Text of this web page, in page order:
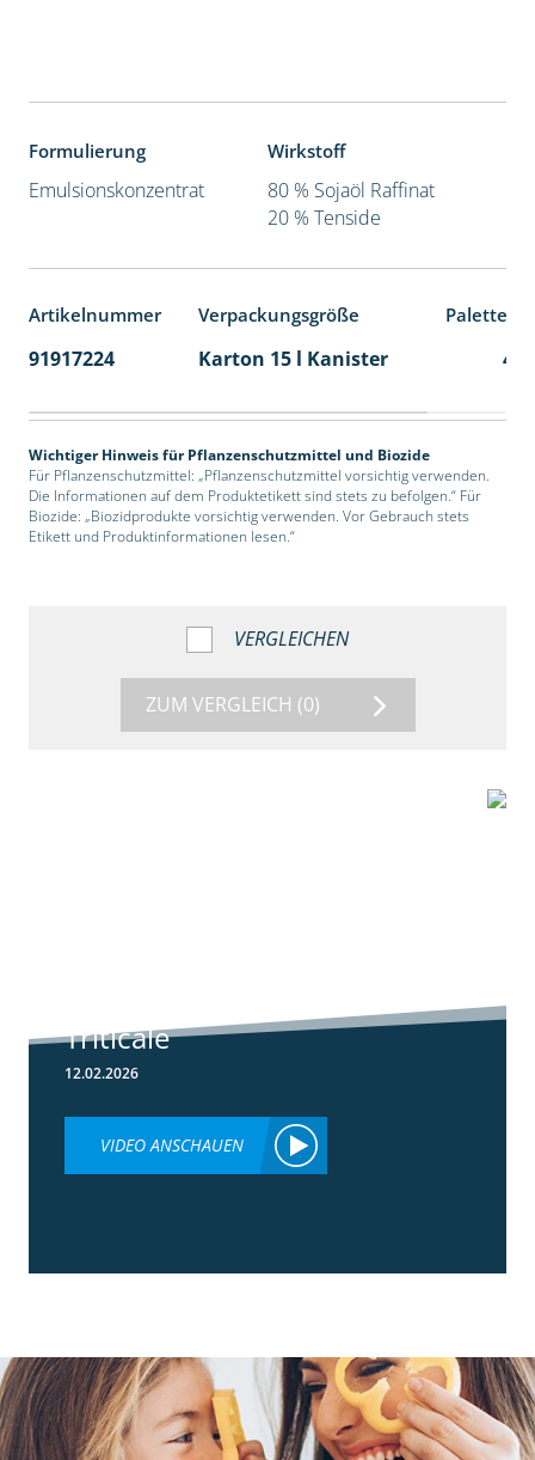
Formulierung
Emulsionskonzentrat
Wirkstoff
80 % Sojaöl Raffinat
20 % Tenside
Artikelnummer Verpackungsgröße
91917224 Karton 15 l Kanister 48
Wichtiger Hinweis für Pflanzenschutzmittel und Biozide
Für Pflanzenschutzmittel: „Pflanzenschutzmittel vorsichtig verwenden.
Die Informationen auf dem Produktetikett sind stets zu befolgen.“ Für
Biozide: „Biozidprodukte vorsichtig verwenden. Vor Gebrauch stets
Etikett und Produktinformationen lesen.“
VERGLEICHEN
ZUM VERGLEICH (0)
Triticale
12.02.2026
VIDEO ANSCHAUEN